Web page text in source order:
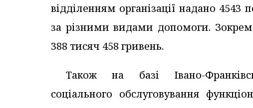
відділенням організації надано 4543
за різними видами допомоги.
388 тисяч 458 гривень.
Також на базі Івано-
соціального обслуговування